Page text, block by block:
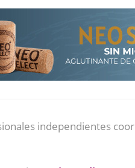
independientes